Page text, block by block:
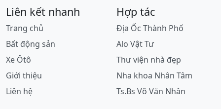
Liên kết nhanh
Trang chủ
Bất động sản
Xe Ôtô
Giới thiệu
Liên hệ
Hợp tác
Địa Ốc Thành Phố
Alo Vật Tư
Thư viện nhà đẹp
Nha khoa Nhân Tâm
Ts.Bs Võ Văn Nhân